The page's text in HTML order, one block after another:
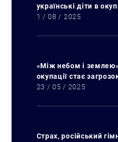
українські діти в
1 / 08 / 2025
«Між небом і
окупації стає
23 / 05 / 2025
Страх, російський